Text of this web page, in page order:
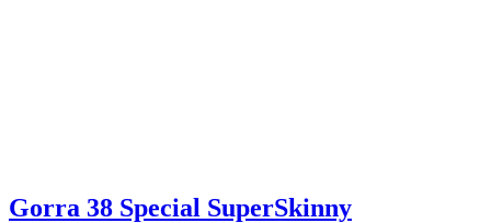
Gorra 38 Special SuperSkinny